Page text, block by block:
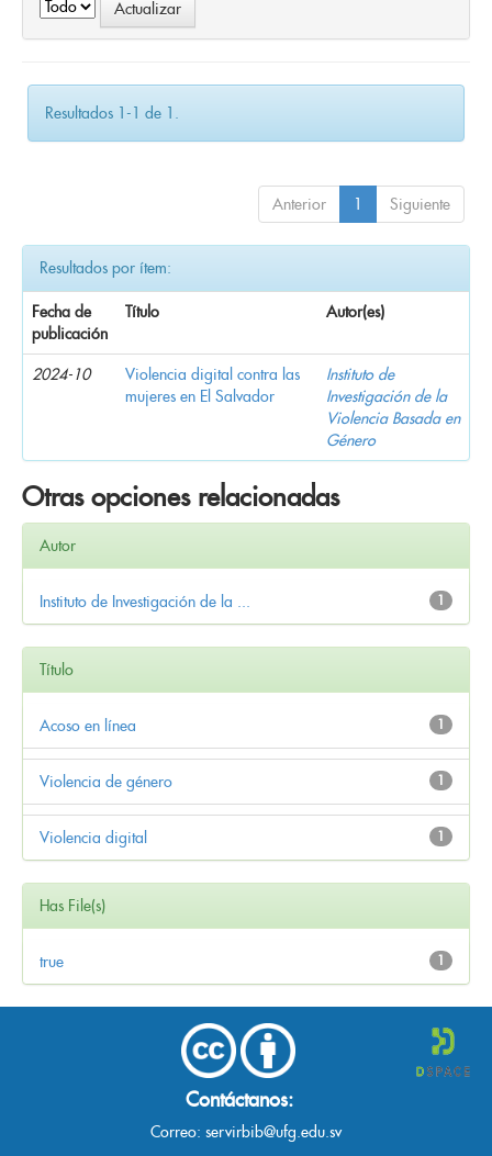
Resultados 1-1 de 1.
Anterior 1 Siguiente
Resultados por ítem:
Fecha de
publicación
Título Autor(es)
2024-10
Violencia digital contra las
mujeres en El Salvador
Instituto de
Investigación de la
Violencia Basada en
Género
Otras opciones relacionadas
Autor
1
Instituto de Investigación de la ...
Título
1
Acoso en línea
1
Violencia de género
1
Violencia digital
Has File(s)
1
true
Contáctanos:
Correo: servirbib@ufg.edu.sv